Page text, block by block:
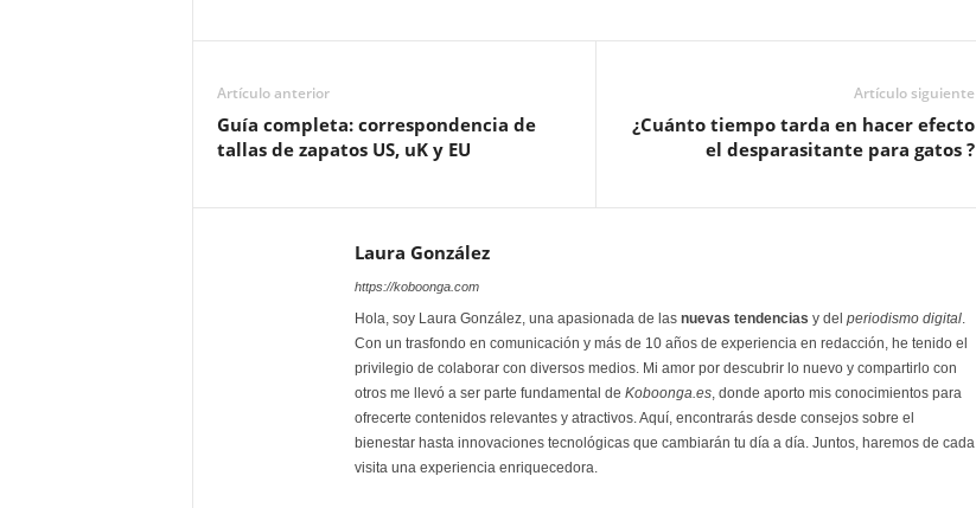
Artículo anterior
Guía completa: correspondencia de
tallas de zapatos US, uK y EU
Artículo siguiente
¿Cuánto tiempo tarda en hacer efecto
el desparasitante para gatos ?
Laura González
https://koboonga.com
Hola, soy Laura González, una apasionada de las nuevas tendencias y del periodismo digital.
Con un trasfondo en comunicación y más de 10 años de experiencia en redacción, he tenido el
privilegio de colaborar con diversos medios. Mi amor por descubrir lo nuevo y compartirlo con
otros me llevó a ser parte fundamental de Koboonga.es, donde aporto mis conocimientos para
ofrecerte contenidos relevantes y atractivos. Aquí, encontrarás desde consejos sobre el
bienestar hasta innovaciones tecnológicas que cambiarán tu día a día. Juntos, haremos de cada
visita una experiencia enriquecedora.